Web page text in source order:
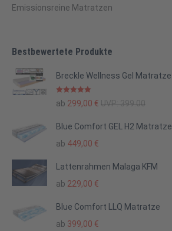
Emissionsreine Matratzen
Bestbewertete Produkte
Breckle Wellness Gel Matratze
Bewertet mit
5.00von 5
ab 299,00 € UVP: 399.00
Blue Comfort GEL H2 Matratze
ab 449,00 €
Lattenrahmen Malaga KFM
ab 229,00 €
Blue Comfort LLQ Matratze
ab 399,00 €